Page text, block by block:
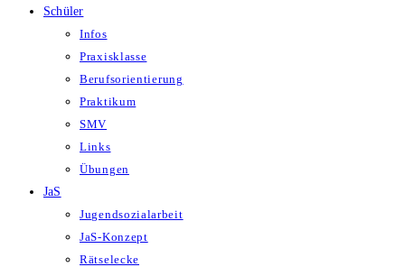
Schüler
Infos
Praxisklasse
Berufsorientierung
Praktikum
SMV
Links
Übungen
JaS
Jugendsozialarbeit
JaS-Konzept
Rätselecke